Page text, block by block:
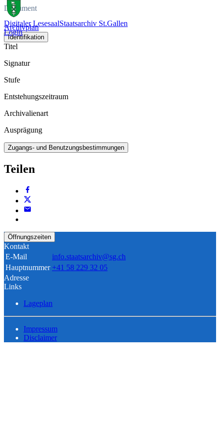
Digitaler LesesaalStaatsarchiv St.Gallen
Login
Dokument
Archivplan
Identifikation
Titel
Signatur
Stufe
Entstehungszeitraum
Archivalienart
Ausprägung
Zugangs- und Benutzungsbestimmungen
Teilen
Öffnungszeiten
Kontakt
E-Mail
info.staatsarchiv@sg.ch
Hauptnummer +41 58 229 32 05
Adresse
Links
Lageplan
Impressum
Disclaimer